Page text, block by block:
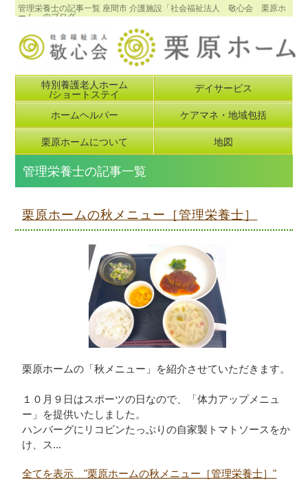
管理栄養士の記事一覧 座間市 介護施設「社会福祉法人 敬心会 栗原ホ
ーム」のブログ
特別養護老人ホーム
/ショートステイ
デイサービス
ホームヘルパー ケアマネ・地域包括
栗原ホームについて 地図
管理栄養士の記事一覧
栗原ホームの秋メニュー［管理栄養士］
栗原ホームの「秋メニュー」を紹介させていただきます。
１０月９日はスポーツの日なので、「体力アップメニュ
ー」を提供いたしました。
ハンバーグにリコピンたっぷりの自家製トマトソースをか
け、ス...
全てを表示 "栗原ホームの秋メニュー［管理栄養士］"